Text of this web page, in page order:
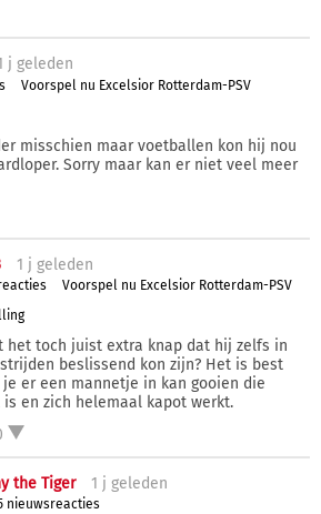
j geleden
Voorspel nu Excelsior Rotterdam-PSV
misschien maar voetballen kon hij nou
Sorry maar kan er niet veel meer
1 j geleden
Voorspel nu Excelsior Rotterdam-PSV
het toch juist extra knap dat hij zelfs in
beslissend kon zijn? Het is best
er een mannetje in kan gooien die
is en zich helemaal kapot werkt.
the Tiger 1 j geleden
nieuwsreacties